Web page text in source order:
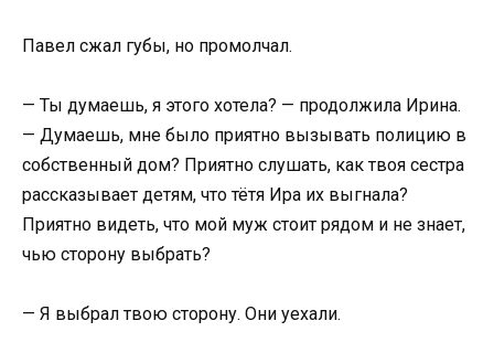
Павел сжал губы, но промолчал.
— Ты думаешь, я этого хотела? — продолжила Ирина.
— Думаешь, мне было приятно вызывать полицию в
собственный дом? Приятно слушать, как твоя сестра
рассказывает детям, что тётя Ира их выгнала?
Приятно видеть, что мой муж стоит рядом и не знает,
чью сторону выбрать?
— Я выбрал твою сторону. Они уехали.